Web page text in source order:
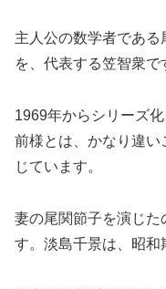
主人公の数学者であ
を、代表する笠智衆で
1969年からシリーズ
前様とは、かなり違
じています。
妻の尾関節子を演じ
す。淡島千景は、昭和